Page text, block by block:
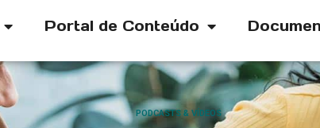
Portal de Conteúdo
PODCASTS & VÍDEOS